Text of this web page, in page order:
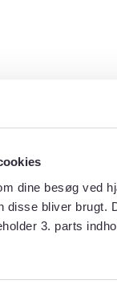
dine besøg ved
disse bliver
3. parts